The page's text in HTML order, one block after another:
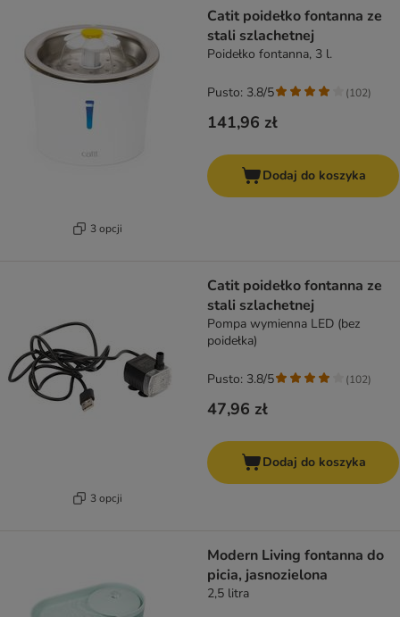
3 opcji
Catit poidełko fontanna ze
stali szlachetnej
Poidełko fontanna, 3 l.
141,96 zł
Pusto: 3.8/5 (102)
Dodaj do koszyka
3 opcji
Catit poidełko fontanna ze
stali szlachetnej
Pompa wymienna LED (bez
poidełka)
47,96 zł
Pusto: 3.8/5 (102)
Dodaj do koszyka
Modern Living fontanna do
picia, jasnozielona
2,5 litra